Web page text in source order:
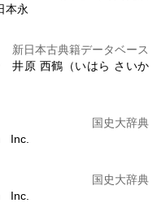
本永
新日本古典籍データベース
井原 西鶴（いはら さいか
国史大辞典
Inc.
国史大辞典
Inc.